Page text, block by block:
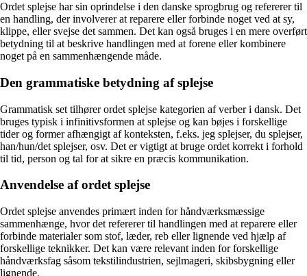
Ordet splejse har sin oprindelse i den danske sprogbrug og refererer til
en handling, der involverer at reparere eller forbinde noget ved at sy,
klippe, eller svejse det sammen. Det kan også bruges i en mere overført
betydning til at beskrive handlingen med at forene eller kombinere
noget på en sammenhængende måde.
Den grammatiske betydning af splejse
Grammatisk set tilhører ordet splejse kategorien af verber i dansk. Det
bruges typisk i infinitivsformen at splejse og kan bøjes i forskellige
tider og former afhængigt af konteksten, f.eks. jeg splejser, du splejser,
han/hun/det splejser, osv. Det er vigtigt at bruge ordet korrekt i forhold
til tid, person og tal for at sikre en præcis kommunikation.
Anvendelse af ordet splejse
Ordet splejse anvendes primært inden for håndværksmæssige
sammenhænge, hvor det refererer til handlingen med at reparere eller
forbinde materialer som stof, læder, reb eller lignende ved hjælp af
forskellige teknikker. Det kan være relevant inden for forskellige
håndværksfag såsom tekstilindustrien, sejlmageri, skibsbygning eller
lignende.